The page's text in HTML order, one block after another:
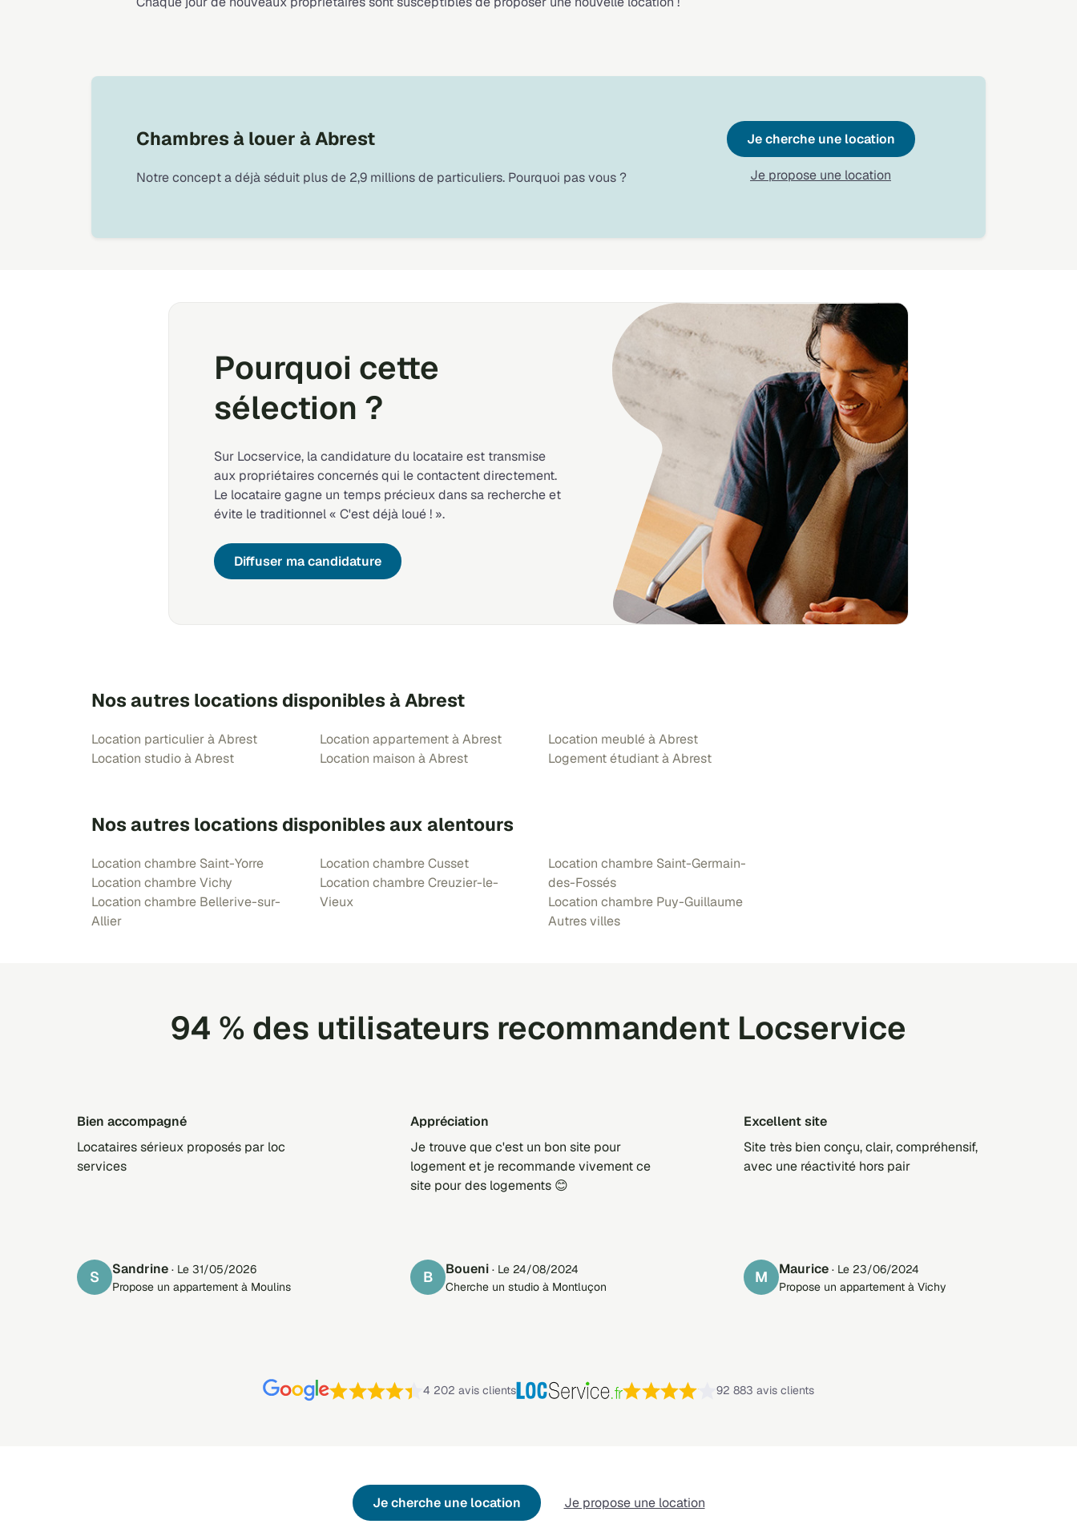
Chambres à louer à Abrest
Notre concept a déjà séduit plus de 2,9 millions de particuliers. Pourquoi pas vous ?
Je cherche une location
Je propose une location
Pourquoi cette
sélection ?
Sur Locservice, la candidature du locataire est transmise
aux propriétaires concernés qui le contactent directement.
Le locataire gagne un temps précieux dans sa recherche et
évite le traditionnel « C'est déjà loué ! ».
Diffuser ma candidature
Nos autres locations disponibles à Abrest
Location particulier à Abrest
Location studio à Abrest
Location appartement à Abrest
Location maison à Abrest
Location meublé à Abrest
Logement étudiant à Abrest
Nos autres locations disponibles aux alentours
Location chambre Saint-Yorre
Location chambre Vichy
Location chambre Bellerive-sur-
Allier
Location chambre Cusset
Location chambre Creuzier-le-
Vieux
Location chambre Saint-Germain-
des-Fossés
Location chambre Puy-Guillaume
Autres villes
94 % des utilisateurs recommandent Locservice
Bien accompagné
Locataires sérieux proposés par loc
services
S Sandrine · Le 31/05/2026
Propose un appartement à Moulins
Appréciation
Je trouve que c'est un bon site pour
logement et je recommande vivement ce
site pour des logements 😊
B Boueni · Le 24/08/2024
Cherche un studio à Montluçon
Excellent site
Site très bien conçu, clair, compréhensif,
avec une réactivité hors pair
M Maurice · Le 23/06/2024
Propose un appartement à Vichy
Note : 4,4 sur 5 —
4 202 avis clients Note : 4,1 sur 5 —
92 883 avis clients
Je cherche une location Je propose une location